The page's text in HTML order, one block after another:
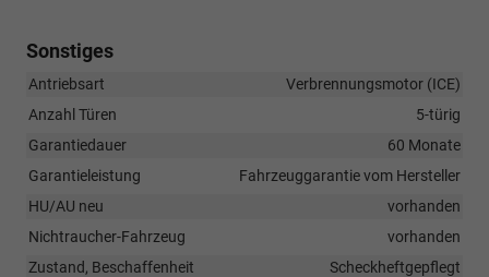
Sonstiges
Antriebsart
Verbrennungsmotor (ICE)
Anzahl Türen
5-türig
Garantiedauer
60 Monate
Garantieleistung
Fahrzeuggarantie vom Hersteller
HU/AU neu
vorhanden
Nichtraucher-Fahrzeug
vorhanden
Zustand, Beschaffenheit
Scheckheftgepflegt